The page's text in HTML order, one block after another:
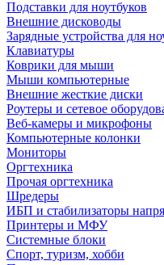
Подставки для ноутбуков
Внешние дисководы
Зарядные устройства для
Клавиатуры
Коврики для мыши
Мыши компьютерные
Внешние жесткие диски
Роутеры и сетевое
Веб-камеры и микрофоны
Компьютерные колонки
Мониторы
Оргтехника
Прочая оргтехника
Шредеры
ИБП и стабилизаторы
Принтеры и МФУ
Системные блоки
Спорт, туризм, хобби